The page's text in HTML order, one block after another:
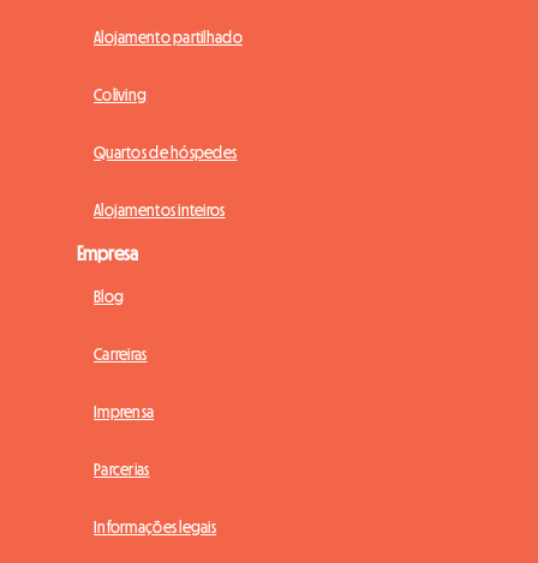
Alojamento partilhado
Coliving
Quartos de hóspedes
Alojamentos inteiros
Empresa
Blog
Carreiras
Imprensa
Parcerias
Informações legais